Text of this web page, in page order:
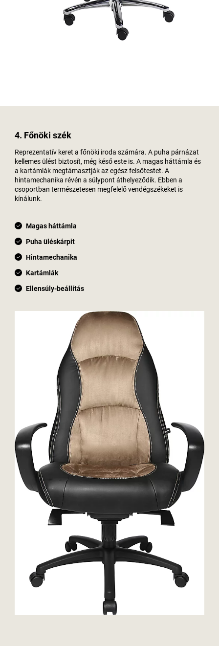
4. Főnöki szék
Reprezentatív keret a főnöki iroda számára. A puha párnázat
kellemes ülést biztosít, még késő este is. A magas háttámla és
a kartámlák megtámasztják az egész felsőtestet. A
hintamechanika révén a súlypont áthelyeződik. Ebben a
csoportban természetesen megfelelő vendégszékeket is
kínálunk.
Magas háttámla
Puha üléskárpit
Hintamechanika
Kartámlák
Ellensúly-beállítás